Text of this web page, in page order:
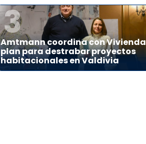
3
Amtmann coordina con Vivienda
plan para destrabar proyectos
habitacionales en Valdivia